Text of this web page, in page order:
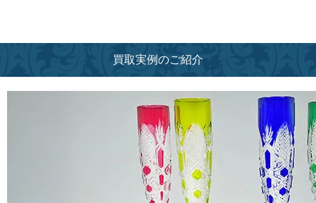
買取実例のご紹介